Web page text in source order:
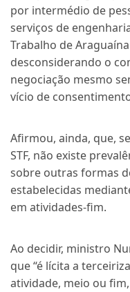
por intermédio de
serviços de
Trabalho de
desconsiderando o
negociação mesmo
vício de
Afirmou, ainda, que,
STF, não existe
sobre outras formas
estabelecidas
em atividades-fim.
Ao decidir, ministro
que “é lícita a
atividade, meio ou